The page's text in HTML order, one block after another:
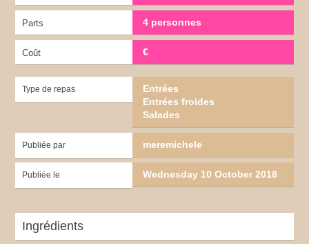
Parts 4 personnes
Coût €
Type de repas
Entrées
Entrées froides
Salades
Publiée par meremichele
Publiée le Wednesday 10 October 2018
Ingrédients